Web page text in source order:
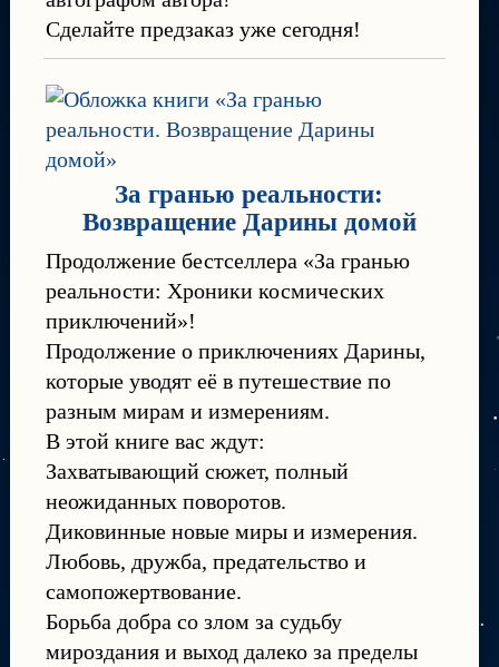
Сделайте предзаказ уже сегодня!
За гранью реальности:
Возвращение Дарины домой
Продолжение бестселлера «За гранью
реальности: Хроники космических
приключений»!
Продолжение о приключениях Дарины,
которые уводят её в путешествие по
разным мирам и измерениям.
В этой книге вас ждут:
Захватывающий сюжет, полный
неожиданных поворотов.
Диковинные новые миры и измерения.
Любовь, дружба, предательство и
самопожертвование.
Борьба добра со злом за судьбу
мироздания и выход далеко за пределы